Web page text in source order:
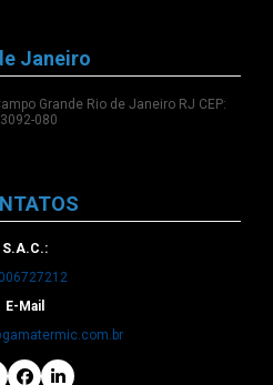
Janeiro
Grande Rio de Janeiro RJ CEP:
080
S.A.C.:
E-Mail